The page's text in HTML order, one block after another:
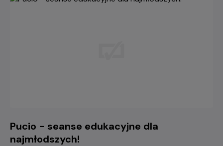
Pucio - seanse edukacyjne dla
najmłodszych!